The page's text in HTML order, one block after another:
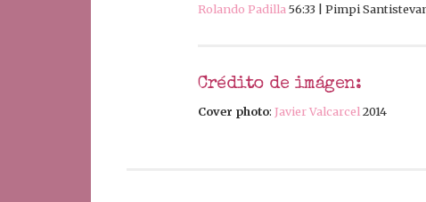
Rolando Padilla56:33 | Pimpi Santistevan
Crédito de imágen:
Cover photo: Javier Valcarcel2014